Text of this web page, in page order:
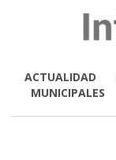
ACTUALIDAD
MUNICIPALES